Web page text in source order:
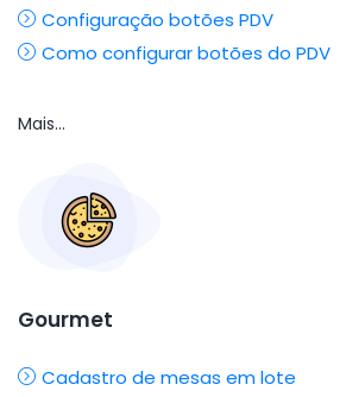
Configuração botões PDV
Como configurar botões do PDV
Mais...
Gourmet
Cadastro de mesas em lote